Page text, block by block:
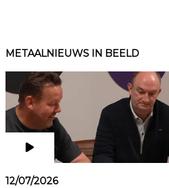
METAALNIEUWS IN BEELD
12/07/2026